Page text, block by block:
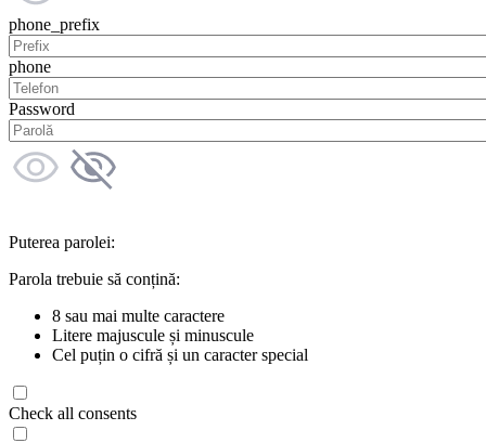
phone_prefix
phone
Password
Puterea parolei:
Parola trebuie să conțină:
8 sau mai multe caractere
Litere majuscule și minuscule
Cel puțin o cifră și un caracter special
Check all consents